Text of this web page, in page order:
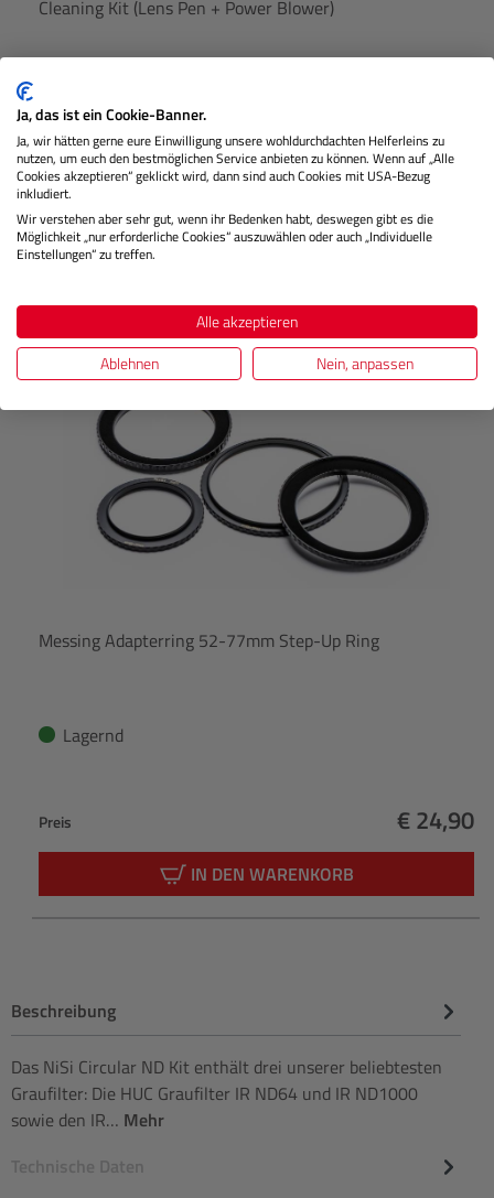
Cleaning Kit (Lens Pen + Power Blower)
Lagernd
Preis € 19,99
IN DEN WARENKORB
Produktgalerie überspringen
Messing Adapterring 52-77mm Step-Up Ring
Lagernd
Preis € 24,90
IN DEN WARENKORB
Beschreibung
Das NiSi Circular ND Kit enthält drei unserer beliebtesten
Graufilter: Die HUC Graufilter IR ND64 und IR ND1000
sowie den IR… Mehr
Technische Daten
Ja, das ist ein Cookie-Banner.
Ja, wir hätten gerne eure Einwilligung unsere wohldurchdachten Helferleins zu
nutzen, um euch den bestmöglichen Service anbieten zu können. Wenn auf „Alle
Cookies akzeptieren“ geklickt wird, dann sind auch Cookies mit USA-Bezug
inkludiert.
Wir verstehen aber sehr gut, wenn ihr Bedenken habt, deswegen gibt es die
Möglichkeit „nur erforderliche Cookies“ auszuwählen oder auch „Individuelle
Einstellungen“ zu treffen.
Alle akzeptieren
Ablehnen
Nein, anpassen